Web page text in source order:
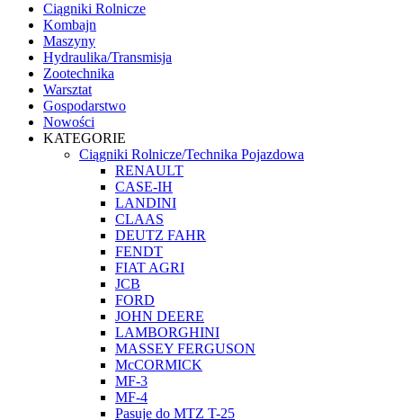
Ciągniki Rolnicze
Kombajn
Maszyny
Hydraulika/Transmisja
Zootechnika
Warsztat
Gospodarstwo
Nowości
KATEGORIE
Ciągniki Rolnicze/Technika Pojazdowa
RENAULT
CASE-IH
LANDINI
CLAAS
DEUTZ FAHR
FENDT
FIAT AGRI
JCB
FORD
JOHN DEERE
LAMBORGHINI
MASSEY FERGUSON
McCORMICK
MF-3
MF-4
Pasuje do MTZ T-25